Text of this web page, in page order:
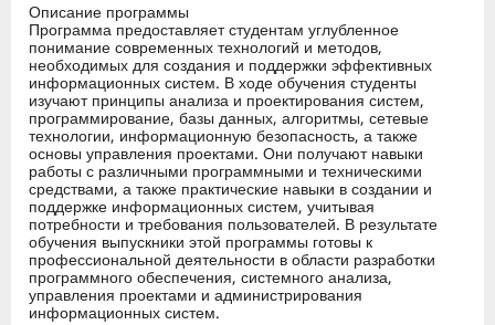
Описание программы
Программа предоставляет студентам углубленное
понимание современных технологий и методов,
необходимых для создания и поддержки эффективных
информационных систем. В ходе обучения студенты
изучают принципы анализа и проектирования систем,
программирование, базы данных, алгоритмы, сетевые
технологии, информационную безопасность, а также
основы управления проектами. Они получают навыки
работы с различными программными и техническими
средствами, а также практические навыки в создании и
поддержке информационных систем, учитывая
потребности и требования пользователей. В результате
обучения выпускники этой программы готовы к
профессиональной деятельности в области разработки
программного обеспечения, системного анализа,
управления проектами и администрирования
информационных систем.